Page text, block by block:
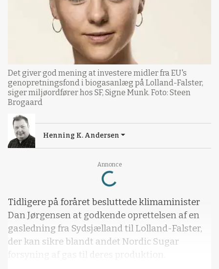
Annonce
Loading...
Det giver god mening at investere midler fra EU's
genopretningsfond i biogasanlæg på Lolland-Falster,
siger miljøordfører hos SF, Signe Munk. Foto: Steen
Brogaard
Henning K. Andersen
Tidligere på foråret besluttede klimaminister
Dan Jørgensen at godkende oprettelsen af en
gasledning fra Sydsjælland til Lolland-Falster,
der kan sikre blandt andet Nordic Sugar
forsyning af gas til deres produktion.